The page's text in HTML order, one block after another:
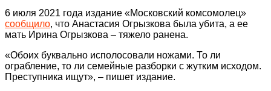
6 июля 2021 года издание «Московский комсомолец»
сообщило, что Анастасия Огрызкова была убита, а ее
мать Ирина Огрызкова – тяжело ранена.
«Обоих буквально исполосовали ножами. То ли
ограбление, то ли семейные разборки с жутким исходом.
Преступника ищут», – пишет издание.